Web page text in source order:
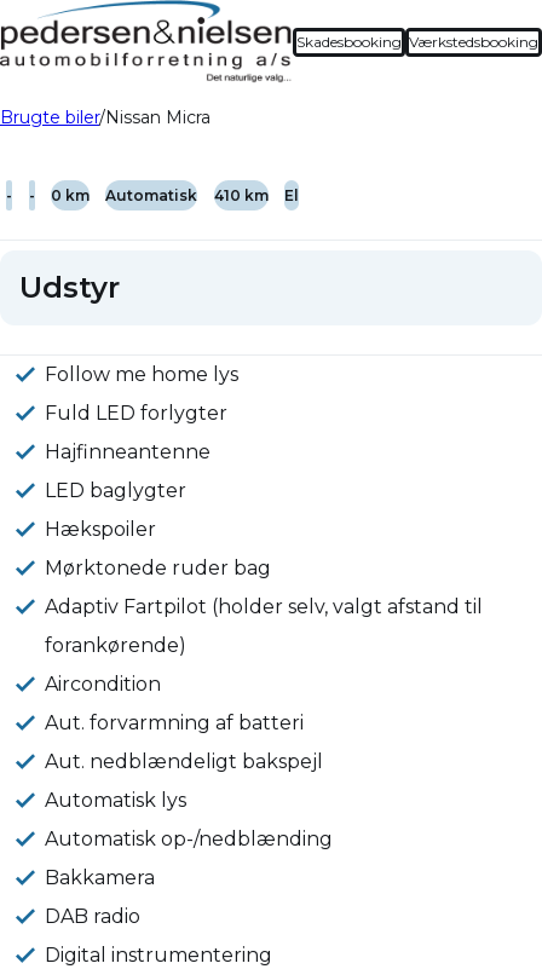
Skadesbooking Værkstedsbooking
Brugte biler Nissan Micra
- - 0 km Automatisk 410 km El
Udstyr
Follow me home lys
Fuld LED forlygter
Hajfinneantenne
LED baglygter
Hækspoiler
Mørktonede ruder bag
Adaptiv Fartpilot (holder selv, valgt afstand til
forankørende)
Aircondition
Aut. forvarmning af batteri
Aut. nedblændeligt bakspejl
Automatisk lys
Automatisk op-/nedblænding
Bakkamera
DAB radio
Digital instrumentering